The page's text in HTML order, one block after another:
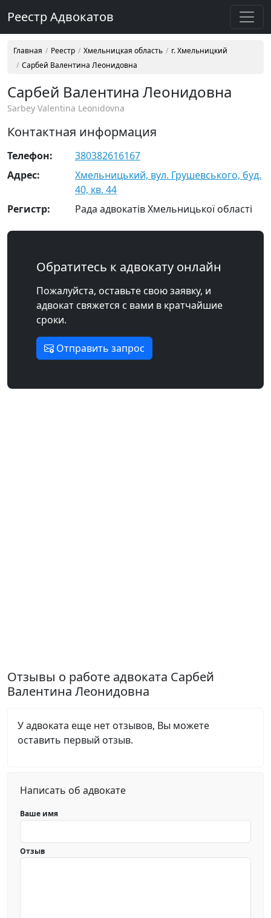
Реестр Адвокатов
Главная Реестр Хмельницкая область
г. Хмельницкий
Сарбей Валентина Леонидовна
Сарбей Валентина Леонидовна
Sarbey Valentina Leonidovna
Контактная информация
Телефон:
380382616167
Адрес:
Хмельницький, вул. Грушевського, буд.
40, кв. 44
Регистр:
Рада адвокатів Хмельницької області
Обратитесь к адвокату онлайн
Пожалуйста, оставьте свою заявку, и
адвокат свяжется с вами в кратчайшие
сроки.
Отправить запрос
Отзывы о работе адвоката Сарбей
Валентина Леонидовна
У адвоката еще нет отзывов, Вы можете
оставить первый отзыв.
Написать об адвокате
Ваше имя
Отзыв